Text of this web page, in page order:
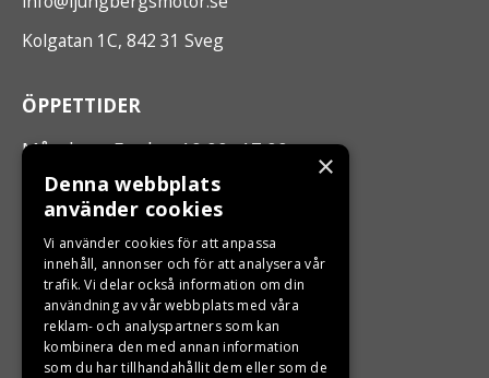
Kolgatan 1C, 842 31 Sveg
ÖPPETTIDER
Måndag - Fredag 10.00 -17.00
LJUNGBERGS MOTOR
Din BRP återförsäljare i Sveg!
×
Denna webbplats
använder cookies
Vi använder cookies för att anpassa
innehåll, annonser och för att analysera vår
trafik. Vi delar också information om din
användning av vår webbplats med våra
reklam- och analyspartners som kan
kombinera den med annan information
som du har tillhandahållit dem eller som de